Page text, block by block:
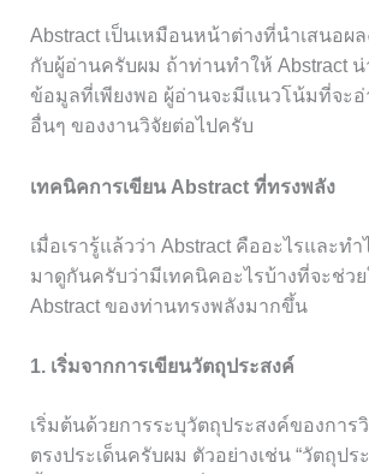
Abstract เป็นเหมือนหน้าต่างที่นำเสนอผ
กับผู้อ่านครับผม ถ้าท่านทำให้ Abstract
ข้อมูลที่เพียงพอ ผู้อ่านจะมีแนวโน้มที่จะอ่
อื่นๆ ของงานวิจัยต่อไปครับ
เทคนิคการเขียน Abstract ที่ทรงพลัง
เมื่อเรารู้แล้วว่า Abstract คืออะไรและท
มาดูกันครับว่ามีเทคนิคอะไรบ้างที่จะช่วย
Abstract ของท่านทรงพลังมากขึ้น
1. เริ่มจากการเขียนวัตถุประสงค์
เริ่มต้นด้วยการระบุวัตถุประสงค์ของการ
ตรงประเด็นครับผม ตัวอย่างเช่น “วัตถุปร